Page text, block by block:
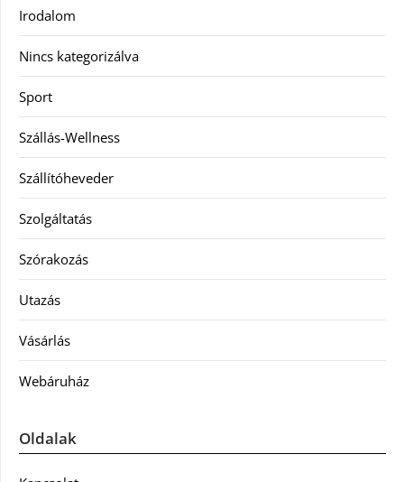
Irodalom
Nincs kategorizálva
Sport
Szállás-Wellness
Szállítóheveder
Szolgáltatás
Szórakozás
Utazás
Vásárlás
Webáruház
Oldalak